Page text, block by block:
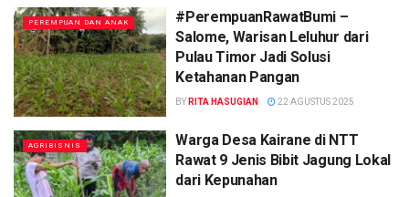
PEREMPUAN DAN ANAK
#PerempuanRawatBumi –
Salome, Warisan Leluhur dari
Pulau Timor Jadi Solusi
Ketahanan Pangan
BY RITA HASUGIAN 22 AGUSTUS 2025
AGRIBISNIS
Warga Desa Kairane di NTT
Rawat 9 Jenis Bibit Jagung Lokal
dari Kepunahan